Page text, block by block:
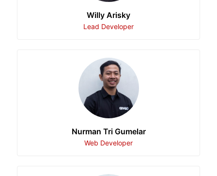
Willy Arisky
Lead Developer
Nurman Tri Gumelar
Web Developer